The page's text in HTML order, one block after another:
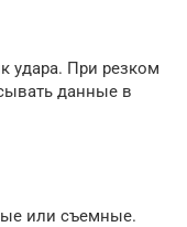
удара. При резком
данные в
или съемные.